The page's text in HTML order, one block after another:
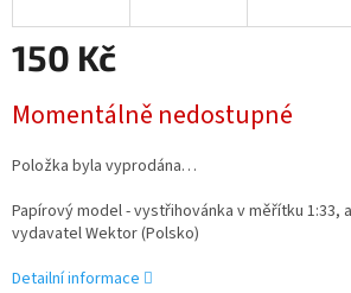
150 Kč
cena:
Momentálně nedostupné
Položka byla vyprodána…
Papírový model - vystřihovánka v měřítku 1:33,
vydavatel Wektor (Polsko)
Detailní informace